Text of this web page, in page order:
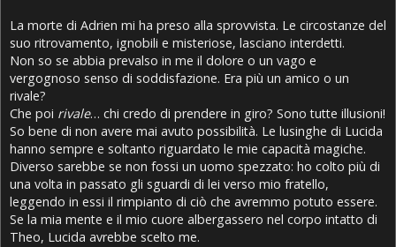
La morte di Adrien mi ha preso alla sprovvista. Le circostanze del
suo ritrovamento, ignobili e misteriose, lasciano interdetti.
Non so se abbia prevalso in me il dolore o un vago e
vergognoso senso di soddisfazione. Era più un amico o un
rivale?
Che poi rivale… chi credo di prendere in giro? Sono tutte illusioni!
So bene di non avere mai avuto possibilità. Le lusinghe di Lucida
hanno sempre e soltanto riguardato le mie capacità magiche.
Diverso sarebbe se non fossi un uomo spezzato: ho colto più di
una volta in passato gli sguardi di lei verso mio fratello,
leggendo in essi il rimpianto di ciò che avremmo potuto essere.
Se la mia mente e il mio cuore albergassero nel corpo intatto di
Theo, Lucida avrebbe scelto me.